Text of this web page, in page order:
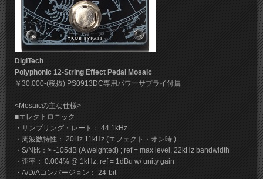
DigiTech
Polyphonic 12-String Effect Pedal Mosaic
￥30,000-(税抜) PS0913DC専用パワーサプライ付属
<Mosaicの主な仕様>
■エレクトロニック
・サンプリング・レート： 44.1kHz
・周波数特性： 20Hz.11kHz (エフェクト・オン時 )
・S/N比：> -105dB (A weighted) ; ref = max level, 22kHz bandwidth
・歪率： 0.004% @ 1kHz; ref = 1dBu w/ unity gain
・A/D/Aコンバージョン： 24-bit